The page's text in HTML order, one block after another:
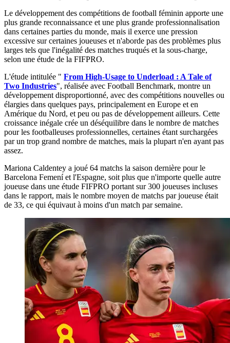
Le développement des compétitions de football féminin apporte une
plus grande reconnaissance et une plus grande professionnalisation
dans certaines parties du monde, mais il exerce une pression
excessive sur certaines joueuses et n'aborde pas des problèmes plus
larges tels que l'inégalité des matches truqués et la sous-charge,
selon une étude de la FIFPRO.
L'étude intitulée " From High-Usage to Underload : A Tale of
Two Industries", réalisée avec Football Benchmark, montre un
développement disproportionné, avec des compétitions nouvelles ou
élargies dans quelques pays, principalement en Europe et en
Amérique du Nord, et peu ou pas de développement ailleurs. Cette
croissance inégale crée un déséquilibre dans le nombre de matches
pour les footballeuses professionnelles, certaines étant surchargées
par un trop grand nombre de matches, mais la plupart n'en ayant pas
assez.
Mariona Caldentey a joué 64 matchs la saison dernière pour le
Barcelona Femení et l'Espagne, soit plus que n'importe quelle autre
joueuse dans une étude FIFPRO portant sur 300 joueuses incluses
dans le rapport, mais le nombre moyen de matchs par joueuse était
de 33, ce qui équivaut à moins d'un match par semaine.